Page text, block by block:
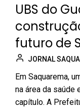
UBS do
futuro de
JORNAL
Em Saquarema,
na área da saúde
capítulo. A